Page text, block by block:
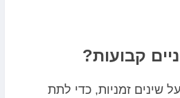
קבועות?
שינים זמניות, כדי לתת